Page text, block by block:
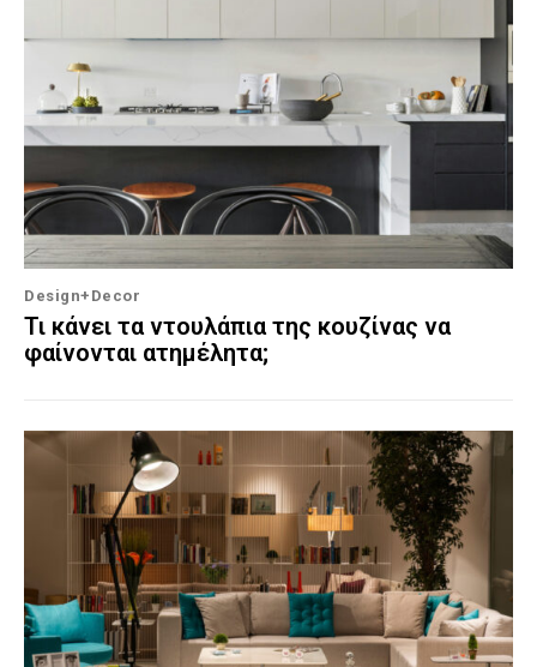
Design+Decor
Τι κάνει τα ντουλάπια της κουζίνας να
φαίνονται ατημέλητα;